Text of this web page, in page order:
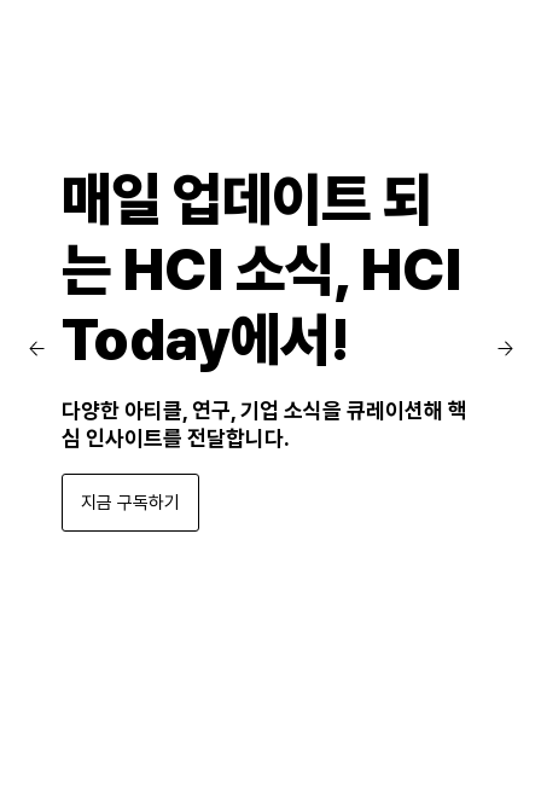
매일 업데이트 되
는 HCI 소식, HCI
Today에서!
다양한 아티클, 연구, 기업 소식을 큐레이션해 핵
심 인사이트를 전달합니다.
지금 구독하기